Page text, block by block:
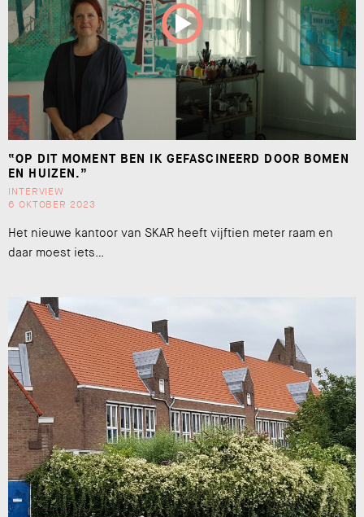
“OP DIT MOMENT BEN IK GEFASCINEERD DOOR BOMEN
EN HUIZEN.”
INTERVIEW
6 OKTOBER 2023
Het nieuwe kantoor van SKAR heeft vijftien meter raam en
daar moest iets…